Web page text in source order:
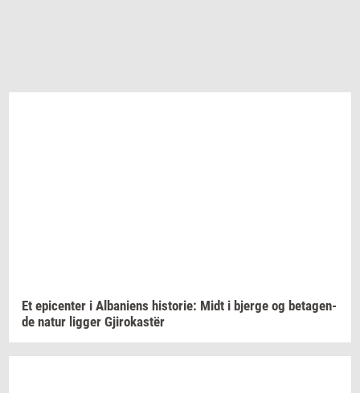
Et epi­cen­ter i Al­ba­ni­ens hi­sto­rie: Midt i bjer­ge og be­ta­gen­
de natur lig­ger Gjirokastër